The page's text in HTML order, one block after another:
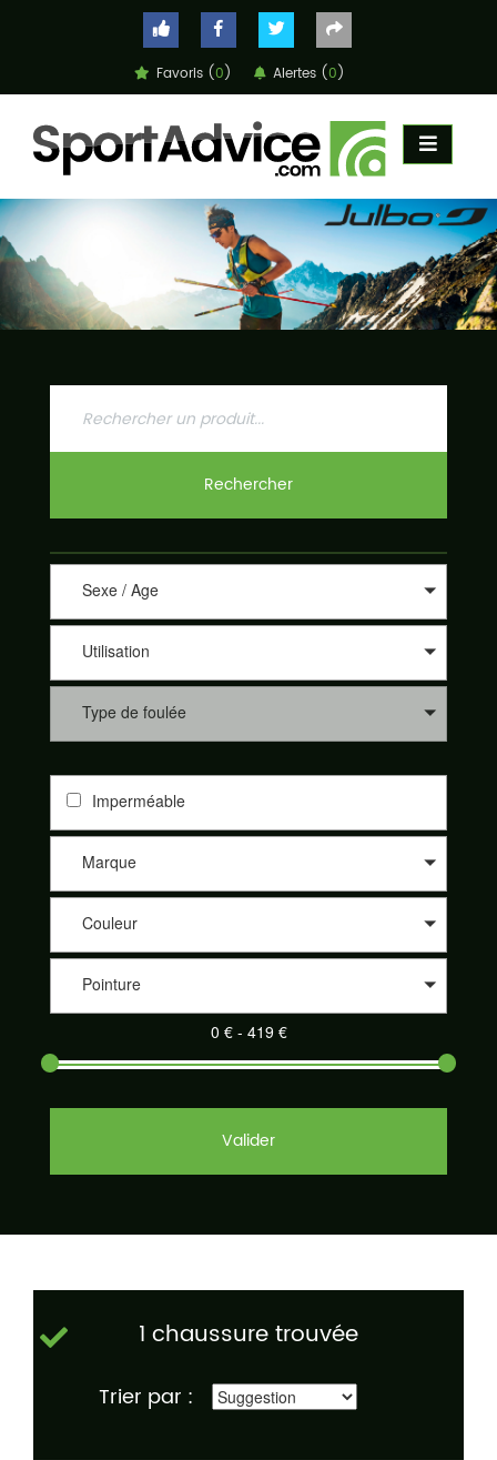
Favoris (0) Alertes (0)
COMPARATEUR
CONSEILS
CONTACT
Rechercher
Sexe / Age
Utilisation
Type de foulée
Imperméable
Marque
Couleur
Pointure
Valider
1 chaussure trouvée
Trier par :